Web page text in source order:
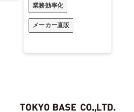
業務効率化
メーカー直販